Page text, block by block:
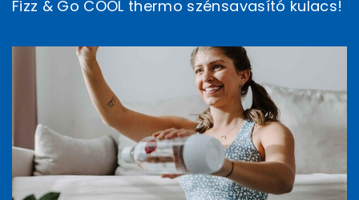
Fizz & Go COOL thermo szénsavasító kulacs!